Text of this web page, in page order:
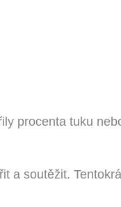
procenta tuku nebo
a soutěžit. Tentokrát